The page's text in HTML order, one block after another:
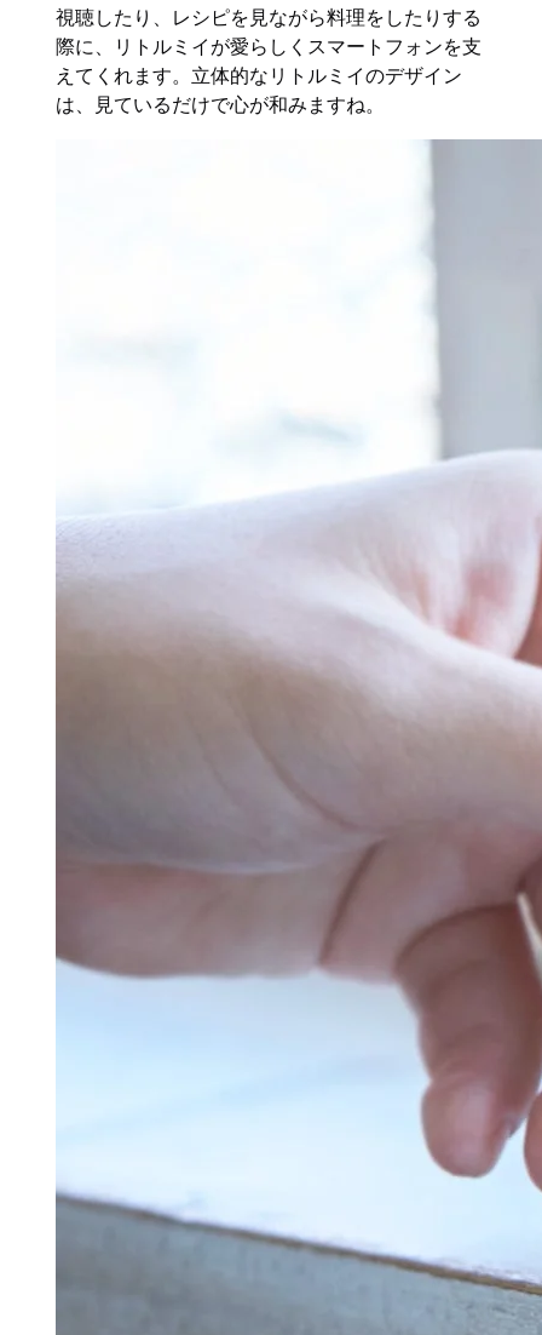
視聴したり、レシピを見ながら料理をしたりする
際に、リトルミイが愛らしくスマートフォンを支
えてくれます。立体的なリトルミイのデザイン
は、見ているだけで心が和みますね。